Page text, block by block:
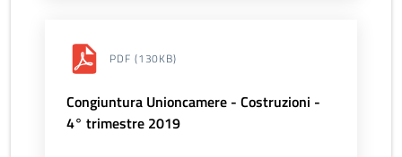
PDF (130KB)
Congiuntura Unioncamere - Costruzioni -
4° trimestre 2019